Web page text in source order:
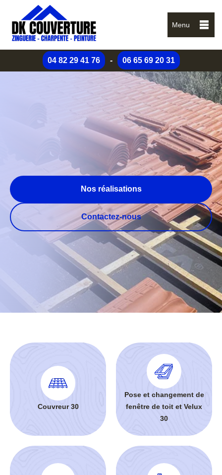
Menu
04 82 29 41 76 - 06 65 69 20 31
Nos réalisations
Contactez-nous
Couvreur 30
Pose et changement de
fenêtre de toit et Velux
30